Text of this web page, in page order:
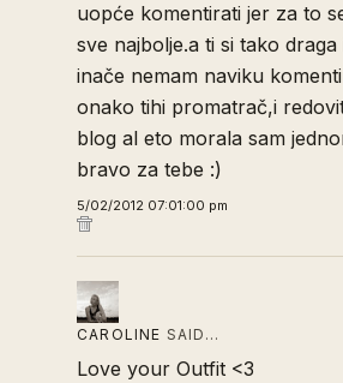
uopće komentirati jer za to
sve najbolje.a ti si tako draga
inače nemam naviku
onako tihi promatrač,i
blog al eto morala sam
bravo za tebe :)
5/02/2012 07:01:00 pm
CAROLINE SAID…
Love your Outfit <3